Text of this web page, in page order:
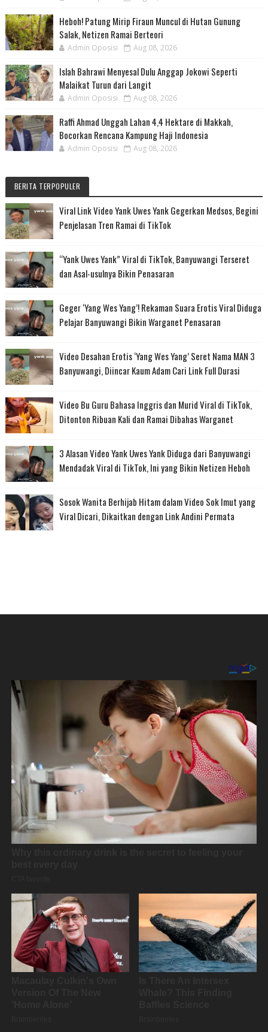
Heboh! Patung Mirip Firaun Muncul di Hutan Gunung
Salak, Netizen Ramai Berteori
Admin Oposisi Aug 08, 2026
Islah Bahrawi Menyesal Dulu Anggap Jokowi Seperti
Malaikat Turun dari Langit
Admin Oposisi Aug 08, 2026
Raffi Ahmad Unggah Lahan 4,4 Hektare di Makkah,
Bocorkan Rencana Kampung Haji Indonesia
Admin Oposisi Aug 08, 2026
BERITA TERPOPULER
Viral Link Video Yank Uwes Yank Gegerkan Medsos, Begini
Penjelasan Tren Ramai di TikTok
“Yank Uwes Yank” Viral di TikTok, Banyuwangi Terseret
dan Asal-usulnya Bikin Penasaran
Geger ‘Yang Wes Yang’! Rekaman Suara Erotis Viral Diduga
Pelajar Banyuwangi Bikin Warganet Penasaran
Video Desahan Erotis ‘Yang Wes Yang’ Seret Nama MAN 3
Banyuwangi, Diincar Kaum Adam Cari Link Full Durasi
Video Bu Guru Bahasa Inggris dan Murid Viral di TikTok,
Ditonton Ribuan Kali dan Ramai Dibahas Warganet
3 Alasan Video Yank Uwes Yank Diduga dari Banyuwangi
Mendadak Viral di TikTok, Ini yang Bikin Netizen Heboh
Sosok Wanita Berhijab Hitam dalam Video Sok Imut yang
Viral Dicari, Dikaitkan dengan Link Andini Permata